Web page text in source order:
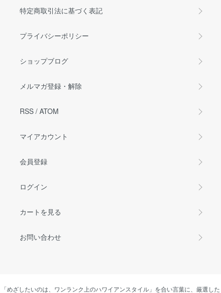
特定商取引法に基づく表記
プライバシーポリシー
ショップブログ
メルマガ登録・解除
RSS / ATOM
マイアカウント
会員登録
ログイン
カートを見る
お問い合わせ
「めざしたいのは、ワンランク上のハワイアンスタイル」を合い言葉に、厳選した